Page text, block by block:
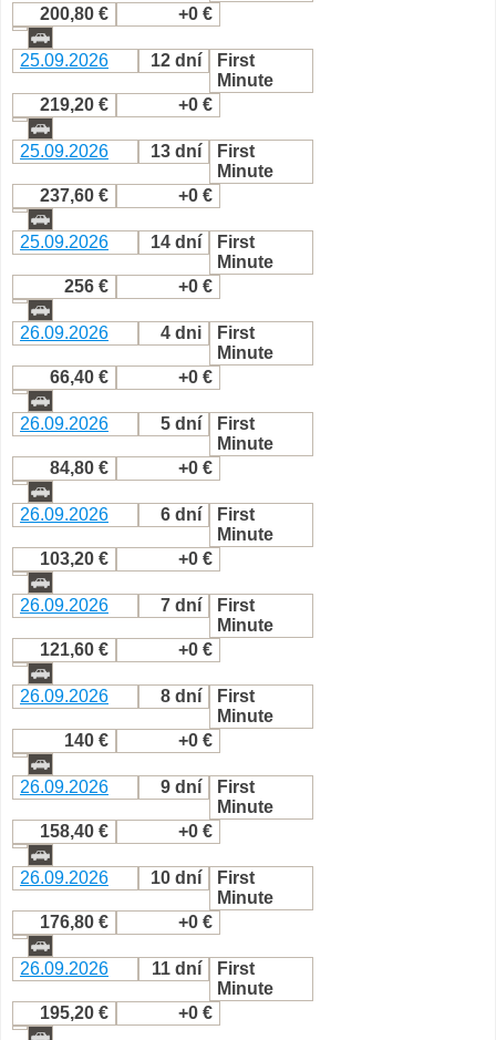
200,80 €
+0 €
25.09.2026 12 dní
First
Minute
219,20 €
+0 €
25.09.2026 13 dní
First
Minute
237,60 €
+0 €
25.09.2026 14 dní
First
Minute
256 €
+0 €
26.09.2026 4 dni
First
Minute
66,40 €
+0 €
26.09.2026 5 dní
First
Minute
84,80 €
+0 €
26.09.2026 6 dní
First
Minute
103,20 €
+0 €
26.09.2026 7 dní
First
Minute
121,60 €
+0 €
26.09.2026 8 dní
First
Minute
140 €
+0 €
26.09.2026 9 dní
First
Minute
158,40 €
+0 €
26.09.2026 10 dní
First
Minute
176,80 €
+0 €
26.09.2026 11 dní
First
Minute
195,20 €
+0 €